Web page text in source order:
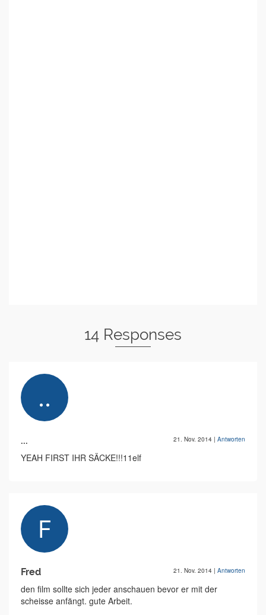
14 Responses
... 21. Nov. 2014 | Antworten
YEAH FIRST IHR SÄCKE!!!11elf
Fred 21. Nov. 2014 | Antworten
den film sollte sich jeder anschauen bevor er mit der
scheisse anfängt. gute Arbeit.